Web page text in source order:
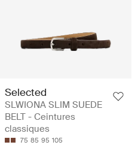
Selected
SLWIONA SLIM SUEDE
BELT - Ceintures
classiques
75 85 95 105